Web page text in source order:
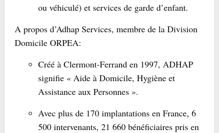
ou véhiculé) et services de garde d’enfant.
A propos d’Adhap Services, membre de la Division
Domicile ORPEA:
Créé à Clermont-Ferrand en 1997, ADHAP
signifie « Aide à Domicile, Hygiène et
Assistance aux Personnes ».
Avec plus de 170 implantations en France, 6
500 intervenants, 21 660 bénéficiaires pris en